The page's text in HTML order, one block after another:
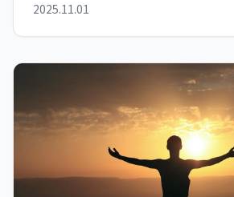
性があります。ただし、これらの
目安であり、最終的には二人の関
ます。
2025.11.01